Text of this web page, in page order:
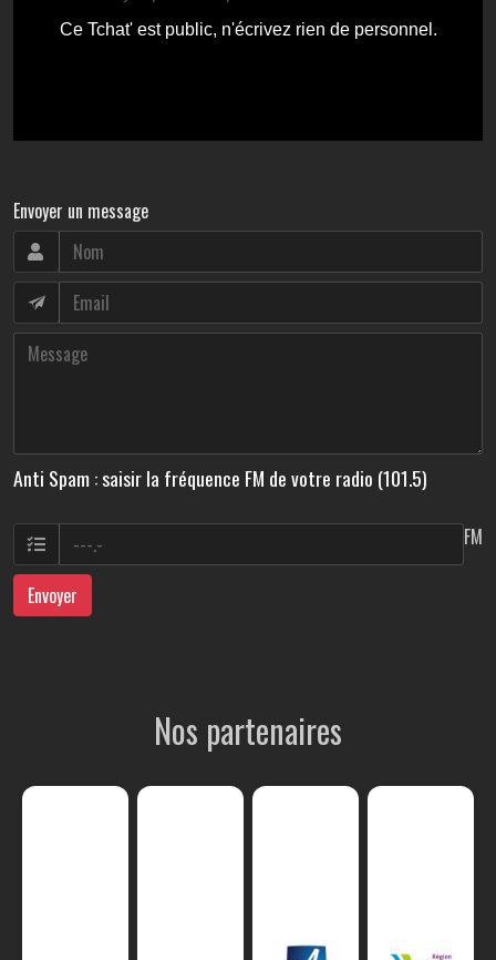
Envoyer un message
Anti Spam : saisir la fréquence FM de votre radio (101.5)
FM
Envoyer
Nos partenaires